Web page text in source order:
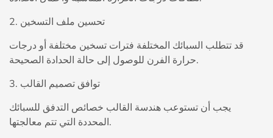
2. تحسين ملف التسخين
قد تتطلب السبائك المختلفة فترات تسخين مختلفة أو درجات
حرارة الفرن للوصول إلى حالة الحدادة الصحيحة.
3. توافق تصميم القالب
يجب أن تستوعب هندسة القالب خصائص التدفق للسبائك
المحددة التي تتم معالجتها.